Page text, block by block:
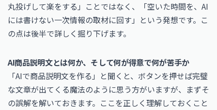
丸投げして楽をする」ことではなく、「空いた時間を、AI
には書けない一次情報の取材に回す」という発想です。こ
の点は後半で詳しく掘り下げます。
AI商品説明文とは何か、そして何が得意で何が苦手か
「AIで商品説明文を作る」と聞くと、ボタンを押せば完璧
な文章が出てくる魔法のように思う方がいますが、まずそ
の誤解を解いておきます。ここを正しく理解しておくこと